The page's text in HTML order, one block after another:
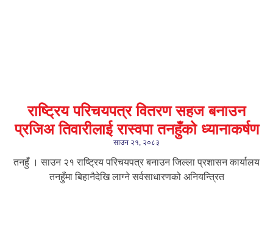
राष्ट्रिय परिचयपत्र वितरण सहज बनाउन
प्रजिअ तिवारीलाई रास्वपा तनहुँको ध्यानाकर्षण
साउन २१, २०८३
तनहुँ । साउन २१ राष्ट्रिय परिचयपत्र बनाउन जिल्ला प्रशासन कार्यालय
तनहुँमा बिहानैदेखि लाग्ने सर्वसाधारणको अनियन्त्रित